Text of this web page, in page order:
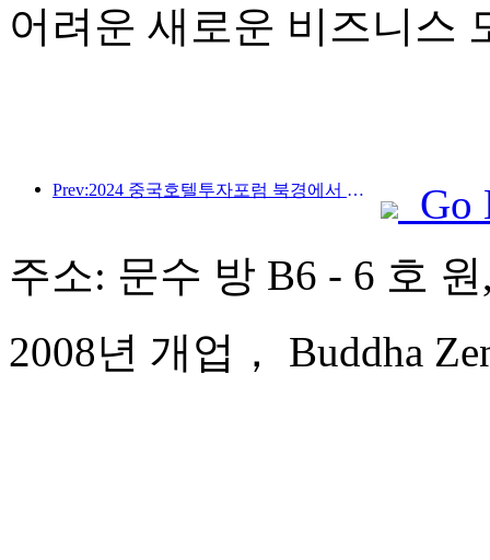
어려운 새로운 비즈니스
Prev:2024 중국호텔투자포럼 북경에서 성공적으로 개최
Go
주소: 문수 방 B6 - 6 호
2008년 개업， Buddha